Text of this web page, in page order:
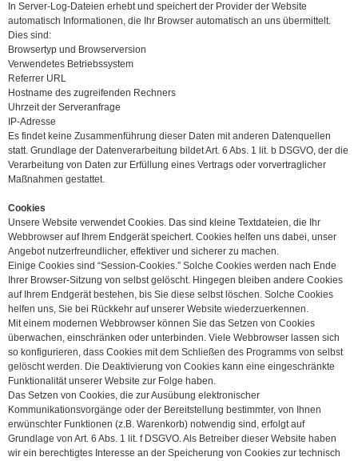
In Server-Log-Dateien erhebt und speichert der Provider der Website
automatisch Informationen, die Ihr Browser automatisch an uns übermittelt.
Dies sind:
Browsertyp und Browserversion
Verwendetes Betriebssystem
Referrer URL
Hostname des zugreifenden Rechners
Uhrzeit der Serveranfrage
IP-Adresse
Es findet keine Zusammenführung dieser Daten mit anderen Datenquellen
statt. Grundlage der Datenverarbeitung bildet Art. 6 Abs. 1 lit. b DSGVO, der die
Verarbeitung von Daten zur Erfüllung eines Vertrags oder vorvertraglicher
Maßnahmen gestattet.
Cookies
Unsere Website verwendet Cookies. Das sind kleine Textdateien, die Ihr
Webbrowser auf Ihrem Endgerät speichert. Cookies helfen uns dabei, unser
Angebot nutzerfreundlicher, effektiver und sicherer zu machen.
Einige Cookies sind “Session-Cookies.” Solche Cookies werden nach Ende
Ihrer Browser-Sitzung von selbst gelöscht. Hingegen bleiben andere Cookies
auf Ihrem Endgerät bestehen, bis Sie diese selbst löschen. Solche Cookies
helfen uns, Sie bei Rückkehr auf unserer Website wiederzuerkennen.
Mit einem modernen Webbrowser können Sie das Setzen von Cookies
überwachen, einschränken oder unterbinden. Viele Webbrowser lassen sich
so konfigurieren, dass Cookies mit dem Schließen des Programms von selbst
gelöscht werden. Die Deaktivierung von Cookies kann eine eingeschränkte
Funktionalität unserer Website zur Folge haben.
Das Setzen von Cookies, die zur Ausübung elektronischer
Kommunikationsvorgänge oder der Bereitstellung bestimmter, von Ihnen
erwünschter Funktionen (z.B. Warenkorb) notwendig sind, erfolgt auf
Grundlage von Art. 6 Abs. 1 lit. f DSGVO. Als Betreiber dieser Website haben
wir ein berechtigtes Interesse an der Speicherung von Cookies zur technisch